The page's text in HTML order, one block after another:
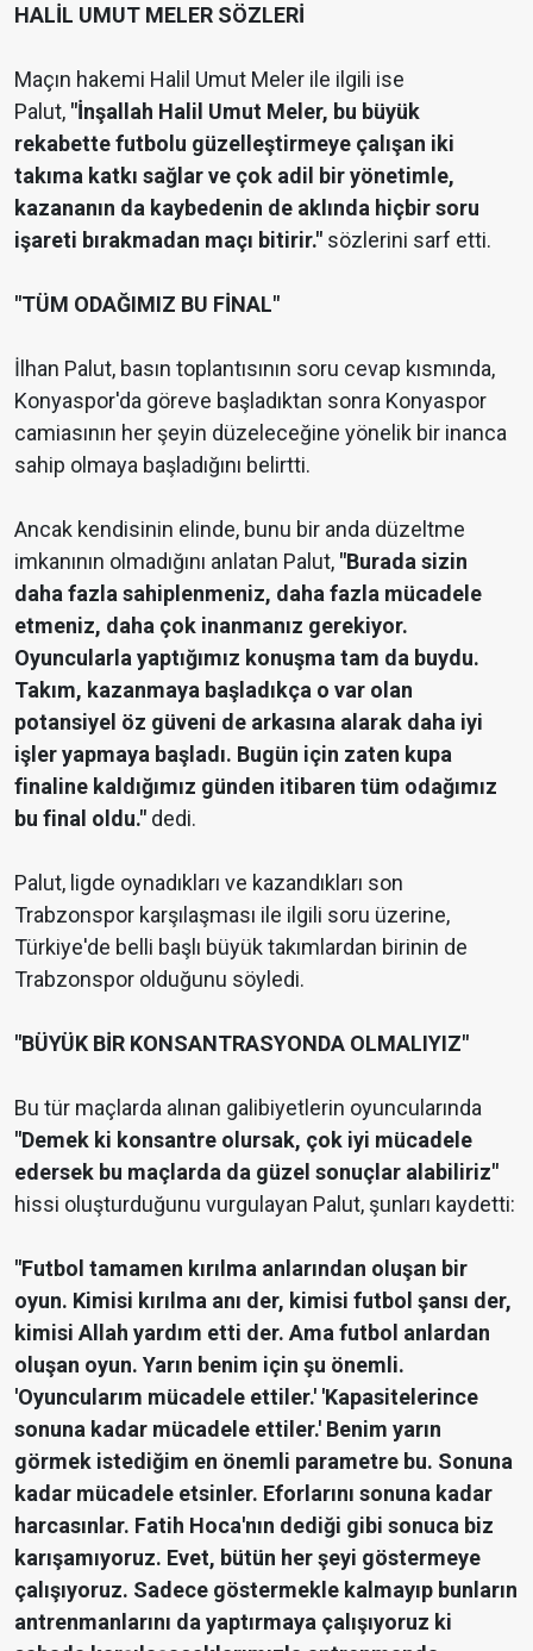
HALİL UMUT MELER SÖZLERİ
Maçın hakemi Halil Umut Meler ile ilgili ise
Palut, "İnşallah Halil Umut Meler, bu büyük
rekabette futbolu güzelleştirmeye çalışan iki
takıma katkı sağlar ve çok adil bir yönetimle,
kazananın da kaybedenin de aklında hiçbir soru
işareti bırakmadan maçı bitirir." sözlerini sarf etti.
"TÜM ODAĞIMIZ BU FİNAL"
İlhan Palut, basın toplantısının soru cevap kısmında,
Konyaspor'da göreve başladıktan sonra Konyaspor
camiasının her şeyin düzeleceğine yönelik bir inanca
sahip olmaya başladığını belirtti.
Ancak kendisinin elinde, bunu bir anda düzeltme
imkanının olmadığını anlatan Palut, "Burada sizin
daha fazla sahiplenmeniz, daha fazla mücadele
etmeniz, daha çok inanmanız gerekiyor.
Oyuncularla yaptığımız konuşma tam da buydu.
Takım, kazanmaya başladıkça o var olan
potansiyel öz güveni de arkasına alarak daha iyi
işler yapmaya başladı. Bugün için zaten kupa
finaline kaldığımız günden itibaren tüm odağımız
bu final oldu." dedi.
Palut, ligde oynadıkları ve kazandıkları son
Trabzonspor karşılaşması ile ilgili soru üzerine,
Türkiye'de belli başlı büyük takımlardan birinin de
Trabzonspor olduğunu söyledi.
"BÜYÜK BİR KONSANTRASYONDA OLMALIYIZ"
Bu tür maçlarda alınan galibiyetlerin oyuncularında
"Demek ki konsantre olursak, çok iyi mücadele
edersek bu maçlarda da güzel sonuçlar alabiliriz"
hissi oluşturduğunu vurgulayan Palut, şunları kaydetti:
"Futbol tamamen kırılma anlarından oluşan bir
oyun. Kimisi kırılma anı der, kimisi futbol şansı der,
kimisi Allah yardım etti der. Ama futbol anlardan
oluşan oyun. Yarın benim için şu önemli.
'Oyuncularım mücadele ettiler.' 'Kapasitelerince
sonuna kadar mücadele ettiler.' Benim yarın
görmek istediğim en önemli parametre bu. Sonuna
kadar mücadele etsinler. Eforlarını sonuna kadar
harcasınlar. Fatih Hoca'nın dediği gibi sonuca biz
karışamıyoruz. Evet, bütün her şeyi göstermeye
çalışıyoruz. Sadece göstermekle kalmayıp bunların
antrenmanlarını da yaptırmaya çalışıyoruz ki